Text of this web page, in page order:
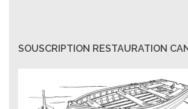
SOUSCRIPTION RESTAURATION